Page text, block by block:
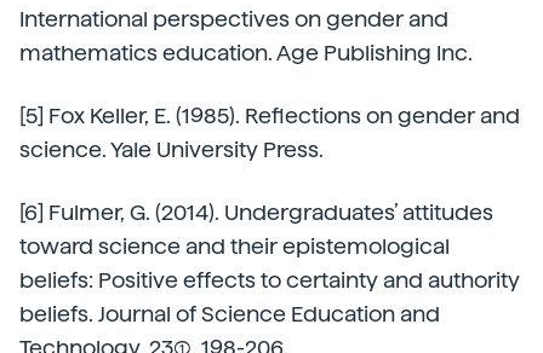
International perspectives on gender and
mathematics education. Age Publishing Inc.
[5] Fox Keller, E. (1985). Reflections on gender and
science. Yale University Press.
[6] Fulmer, G. (2014). Undergraduates’ attitudes
toward science and their epistemological
beliefs: Positive effects to certainty and authority
beliefs. Journal of Science Education and
Technology, 23(1), 198-206.